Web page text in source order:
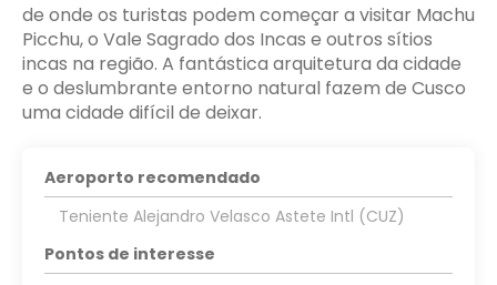
de onde os turistas podem começar a visitar Machu
Picchu, o Vale Sagrado dos Incas e outros sítios
incas na região. A fantástica arquitetura da cidade
e o deslumbrante entorno natural fazem de Cusco
uma cidade difícil de deixar.
Aeroporto recomendado
Teniente Alejandro Velasco Astete Intl (CUZ)
Pontos de interesse